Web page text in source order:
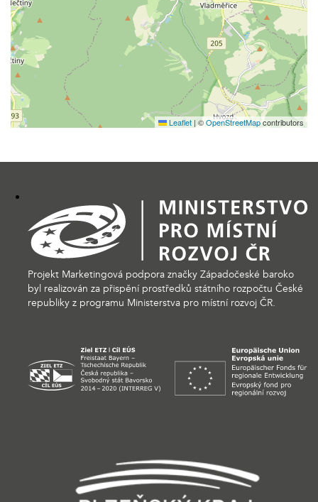
Leaflet | ©OpenStreetMapcontributors
Projekt Marketingová podpora značky Západočeské baroko
byl realizován za přispění prostředků státního rozpočtu České
republiky z programu Ministerstva pro místní rozvoj ČR.